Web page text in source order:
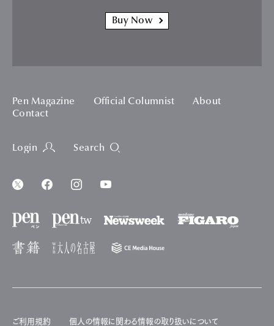
Buy Now
Pen Magazine Official Columnist
About
Contact
Login Search
ご利用規約 個人の情報に関わる情報の取り扱いについて